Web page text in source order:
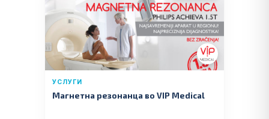
УСЛУГИ
Магнетна резонанца во VIP Medical